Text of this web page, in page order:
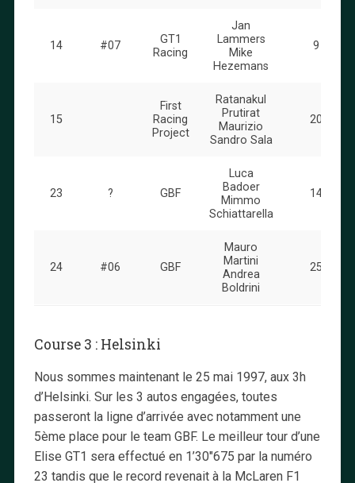
14 #07
GT1
Racing
Jan
Lammers
Mike
Hezemans
9
15
First
Racing
Project
Ratanakul
Prutirat
Maurizio
Sandro Sala
20
23 ? GBF
Luca
Badoer
Mimmo
Schiattarella
14
24 #06 GBF
Mauro
Martini
Andrea
Boldrini
25
Course 3 : Helsinki
Nous sommes maintenant le 25 mai 1997, aux 3h
d’Helsinki. Sur les 3 autos engagées, toutes
passeront la ligne d’arrivée avec notamment une
5ème place pour le team GBF. Le meilleur tour d’une
Elise GT1 sera effectué en 1’30″675 par la numéro
23 tandis que le record revenait à la McLaren F1